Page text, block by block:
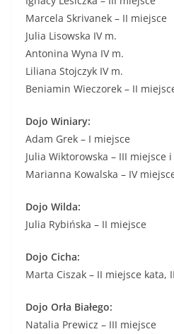
Marcela Skrivanek – II miejsce
Julia Lisowska IV m.
Antonina Wyna IV m.
Liliana Stojczyk IV m.
Beniamin Wieczorek – II
Dojo Winiary:
Adam Grek – I miejsce
Julia Wiktorowska – III miejsce
Marianna Kowalska – IV
Dojo Wilda:
Julia Rybińska – II miejsce
Dojo Cicha:
Marta Ciszak – II miejsce kata,
Dojo Orła Białego:
Natalia Prewicz – III miejsce